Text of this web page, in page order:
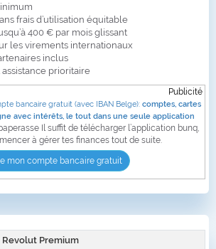
frais d’utilisation équitable
400 € par mois glissant
les virements internationaux
inclus
prioritaire
Publicité
bancaire gratuit (avec IBAN Belge): comptes, cartes
avec intérêts, le tout dans une seule application
Il suffit de télécharger l’application bunq,
à gérer tes finances tout de suite.
mon compte bancaire gratuit
Revolut Premium